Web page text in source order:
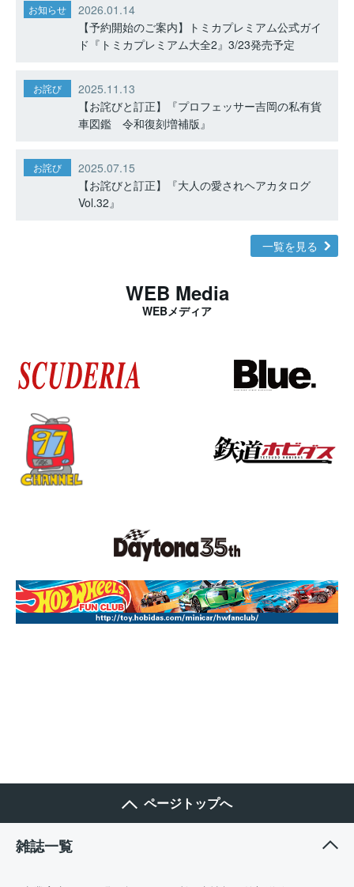
お知らせ
2026.01.14
【予約開始のご案内】トミカプレミアム公式ガイ
ド『トミカプレミアム大全2』3/23発売予定
お詫び
2025.11.13
【お詫びと訂正】『プロフェッサー吉岡の私有貨
車図鑑 令和復刻増補版』
お詫び
2025.07.15
【お詫びと訂正】『大人の愛されヘアカタログ
Vol.32』
一覧を見る
WEB Media
WEBメディア
ページトップへ
雑誌一覧